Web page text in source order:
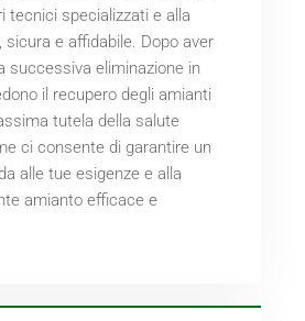
tecnici specializzati e alla
e affidabile. Dopo aver
successiva eliminazione in
il recupero degli amianti
tutela della salute
ci consente di garantire un
alle tue esigenze e alla
amianto efficace e